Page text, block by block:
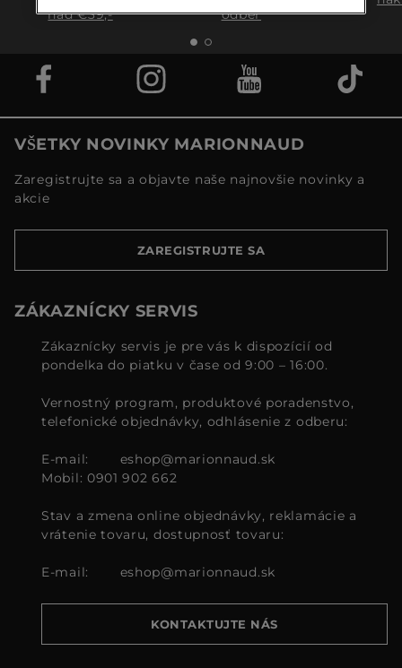
nad €39,-
odber
VŠETKY NOVINKY MARIONNAUD
Zaregistrujte sa a objavte naše najnovšie novinky a
akcie
ZAREGISTRUJTE SA
ZÁKAZNÍCKY SERVIS
Zákaznícky servis je pre vás k dispozícií od
pondelka do piatku v čase od 9:00 – 16:00.
Vernostný program, produktové poradenstvo,
telefonické objednávky, odhlásenie z odberu:
E-mail:
eshop@marionnaud.sk
Mobil: 0901 902 662
Stav a zmena online objednávky, reklamácie a
vrátenie tovaru, dostupnosť tovaru:
E-mail: eshop@marionnaud.sk
KONTAKTUJTE NÁS